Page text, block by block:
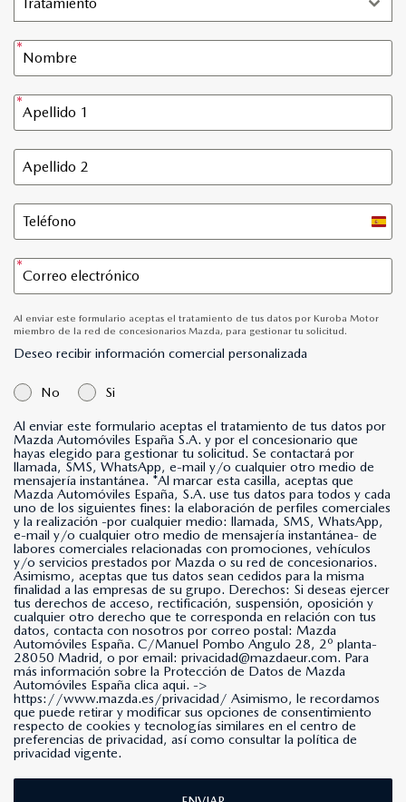
Tratamiento
Spain
+34
Al enviar este formulario aceptas el tratamiento de tus datos por Kuroba Motor
miembro de la red de concesionarios Mazda, para gestionar tu solicitud.
Deseo recibir información comercial personalizada
No Si
Al enviar este formulario aceptas el tratamiento de tus datos por
Mazda Automóviles España S.A. y por el concesionario que
hayas elegido para gestionar tu solicitud. Se contactará por
llamada, SMS, WhatsApp, e-mail y/o cualquier otro medio de
mensajería instantánea. *Al marcar esta casilla, aceptas que
Mazda Automóviles España, S.A. use tus datos para todos y cada
uno de los siguientes fines: la elaboración de perfiles comerciales
y la realización -por cualquier medio: llamada, SMS, WhatsApp,
e-mail y/o cualquier otro medio de mensajería instantánea- de
labores comerciales relacionadas con promociones, vehículos
y/o servicios prestados por Mazda o su red de concesionarios.
Asimismo, aceptas que tus datos sean cedidos para la misma
finalidad a las empresas de su grupo. Derechos: Si deseas ejercer
tus derechos de acceso, rectificación, suspensión, oposición y
cualquier otro derecho que te corresponda en relación con tus
datos, contacta con nosotros por correo postal: Mazda
Automóviles España. C/Manuel Pombo Angulo 28, 2º planta-
28050 Madrid, o por email: privacidad@mazdaeur.com. Para
más información sobre la Protección de Datos de Mazda
Automóviles España clica aqui. ->
https://www.mazda.es/privacidad/
que puede retirar y modificar sus opciones de consentimiento
respecto de cookies y tecnologías similares en el centro de
preferencias de privacidad, así como consultar la política de
privacidad vigente.